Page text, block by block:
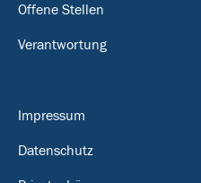
Offene Stellen
Verantwortung
Impressum
Datenschutz